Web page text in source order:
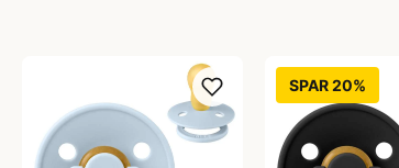
SPAR 20%